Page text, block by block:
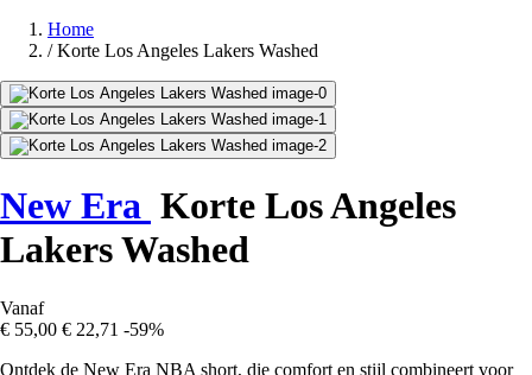
Home
/ Korte Los Angeles Lakers Washed
New Era Korte Los Angeles
Lakers Washed
Vanaf
€ 55,00 € 22,71 -59%
Ontdek de New Era NBA short, die comfort en stijl combineert voor